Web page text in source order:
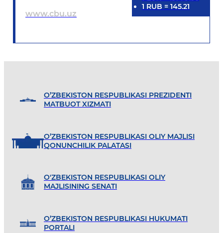
www.cbu.uz
1 RUB = 145.21
O’ZBEKISTON RESPUBLIKASI PREZIDENTI
MATBUOT XIZMATI
O’ZBEKISTON RESPUBLIKASI OLIY MAJLISI
QONUNCHILIK PALATASI
O'ZBEKISTON RESPUBLIKASI OLIY
MAJLISINING SENATI
O’ZBEKISTON RESPUBLIKASI HUKUMATI
PORTALI